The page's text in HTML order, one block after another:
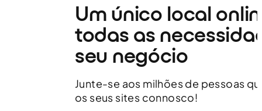
Um único local
todas as
seu negócio
Junte-se aos milhões de pessoas
os seus sites connosco!